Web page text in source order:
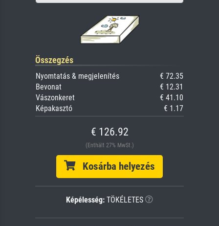
Összegzés
Nyomtatás & megjelenítés
€ 72.35
Bevonat
€ 12.31
Vászonkeret
€ 41.10
Képakasztó
€ 1.17
€ 126.92
(Enthält 27% MwSt.)
Kosárba helyezés
Képélesség: TÖKÉLETES